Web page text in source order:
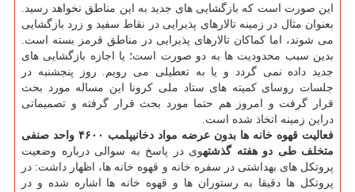
این صورت است که بازگشایی های جدید به این مناطق نخواهد رسید.
بعنوان مثال در زمینه تالارهای پذیرایی در نقاط سفید و زرد بازگشایی
می شوند، اما کماکان تالارهای پذیرایی در مناطق قرمز بسته است.
بدین سبب محدودیت ها به دو صورت است؛ یا اجازه بازگشایی های
جدید داده نمی گردد و یا به تعطیلی می رویم. روز پنجشنبه در
جلسات روسای کمیته های ستاد ملی کرونا این مساله مورد بحث
قرار گرفت و امروز هم حتما مورد بحث قرار گرفته و تصمیماتی
دراین زمینه اتخاذ شده است.
فعالیت قهوه خانه ها بدون عرضه مواد دخانی
پلمب ۴۶۰۰ واحد صنفی
متخلف طی دو هفته گذشتهوی در پاسخ به سوالی درباره وضعیت
پروتکل های بهداشتی در سفره خانه و قهوه خانه ها، اظهار داشت: در
پروتکل ها دقیقا به رستوران ها و قهوه خانه ها اشاره شده و در